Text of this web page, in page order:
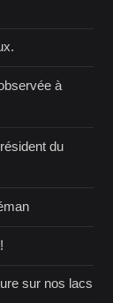
à
du
sur nos lacs